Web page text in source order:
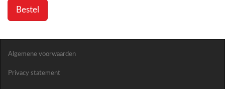
Bestel
Algemene voorwaarden
Privacy statement